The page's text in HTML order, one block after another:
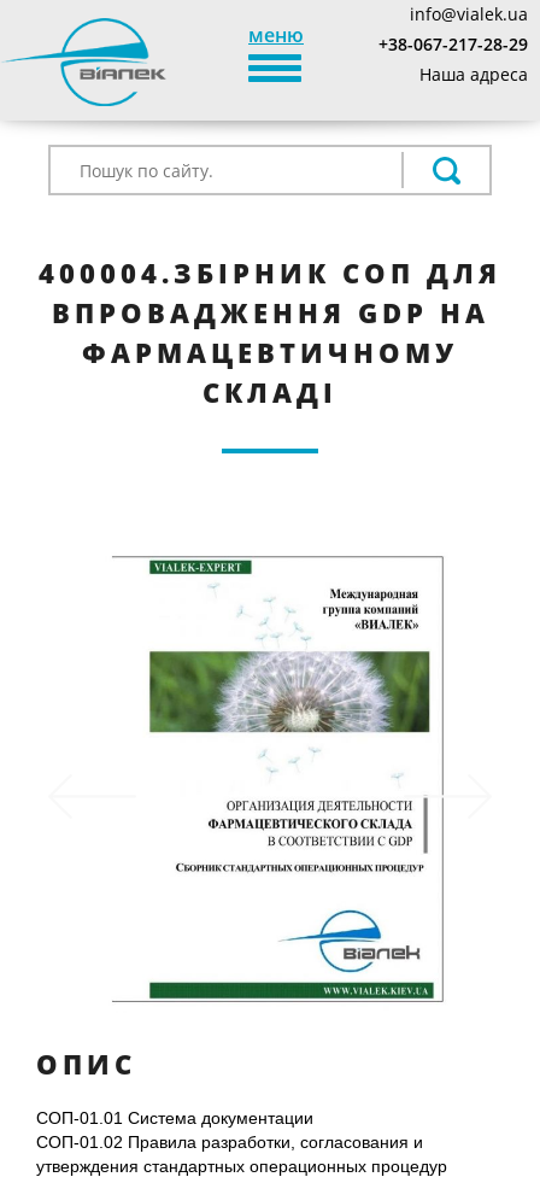
меню
TOGGLE_NAVIGATION
info@vialek.ua
+38-067-217-28-29
Наша адреса
400004.ЗБІРНИК СОП ДЛЯ
ВПРОВАДЖЕННЯ GDP НА
ФАРМАЦЕВТИЧНОМУ
СКЛАДІ
ОПИС
СОП-01.01 Система документации
СОП-01.02 Правила разработки, согласования и
утверждения стандартных операционных процедур